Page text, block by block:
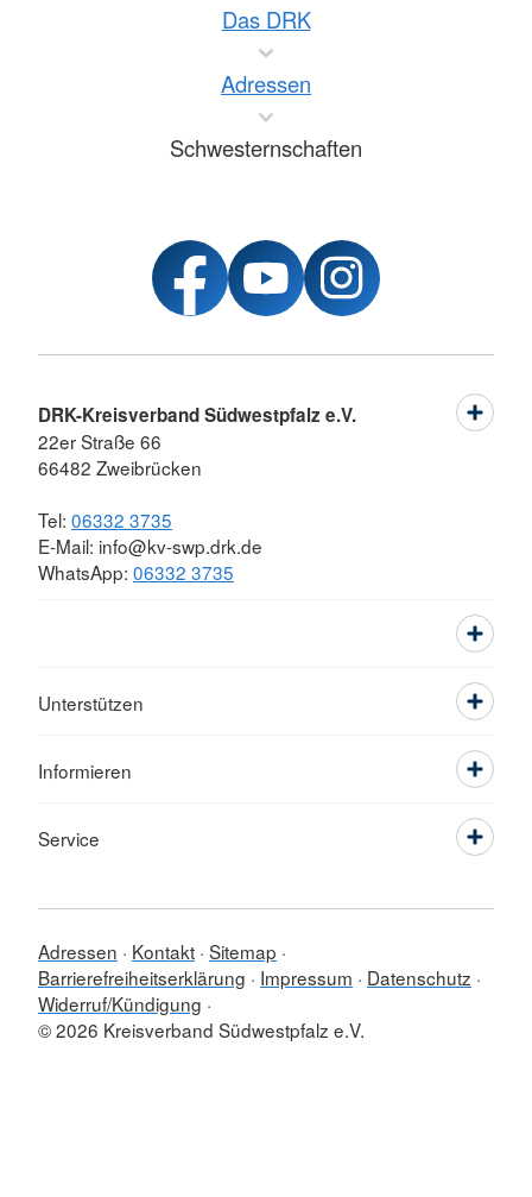
Das DRK
Adressen
Schwesternschaften
DRK-Kreisverband Südwestpfalz e.V.
22er Straße 66
66482 Zweibrücken
Tel: 06332 3735
E-Mail: info@kv-swp.drk.de
WhatsApp: 06332 3735
Unterstützen
Informieren
Service
Adressen Kontakt Sitemap
Barrierefreiheitserklärung
Impressum
Datenschutz
Widerruf/Kündigung
© 2026 Kreisverband Südwestpfalz e.V.